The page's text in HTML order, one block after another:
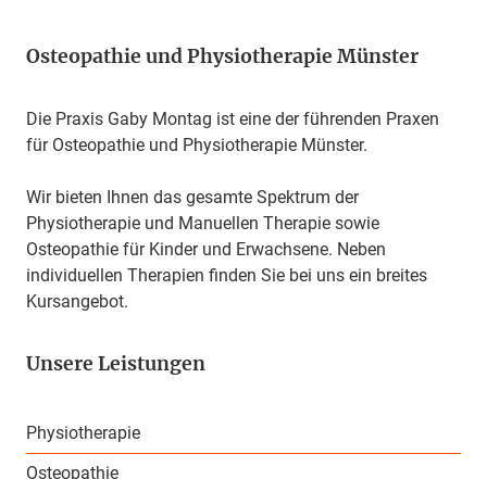
Osteopathie und Physiotherapie Münster
Die Praxis Gaby Montag ist eine der führenden Praxen
für Osteopathie und Physiotherapie Münster.
Wir bieten Ihnen das gesamte Spektrum der
Physiotherapie und Manuellen Therapie sowie
Osteopathie für Kinder und Erwachsene. Neben
individuellen Therapien finden Sie bei uns ein breites
Kursangebot.
Unsere Leistungen
Physiotherapie
Osteopathie